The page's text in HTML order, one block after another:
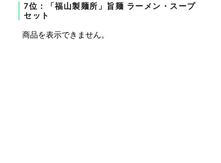
7位：「福山製麺所」旨麺 ラーメン・スープ
セット